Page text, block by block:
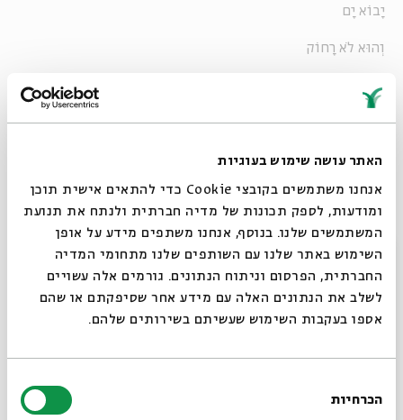
האתר עושה שימוש בעוגיות
אנחנו משתמשים בקובצי Cookie כדי להתאים אישית תוכן
ומודעות, לספק תכונות של מדיה חברתית ולנתח את תנועת
המשתמשים שלנו. בנוסף, אנחנו משתפים מידע על אופן
השימוש באתר שלנו עם השותפים שלנו מתחומי המדיה
החברתית, הפרסום וניתוח הנתונים. גורמים אלה עשויים
לשלב את הנתונים האלה עם מידע אחר שסיפקתם או שהם
אספו בעקבות השימוש שעשיתם בשירותים שלהם.
הסכמה
הכרחיות
יָבוֹא יָם
וְהוּא לֹא רָחוֹק
וְתוֹדוּ לִי
בָּנַי
שִׁמְרוּ עַל הַיָּם שֶׁלִּי.
אין כניסה, בוא לבקר!
השפה העברית המדוברת היום, ויותר מזו, השפה של התקשורת,
לי לפעמים, "בוא, בוא לבקר". אבל זה קצת דומה לחבורת הנערים
סגור